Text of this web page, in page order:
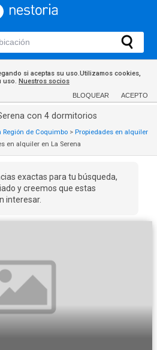
si aceptas su uso.Utilizamos cookies,
uso. Nuestros socios
BLOQUEAR ACEPTO
con 4 dormitorios
Región de Coquimbo > Propiedades en alquiler
en alquiler en La Serena
exactas para tu búsqueda,
y creemos que estas
interesar.